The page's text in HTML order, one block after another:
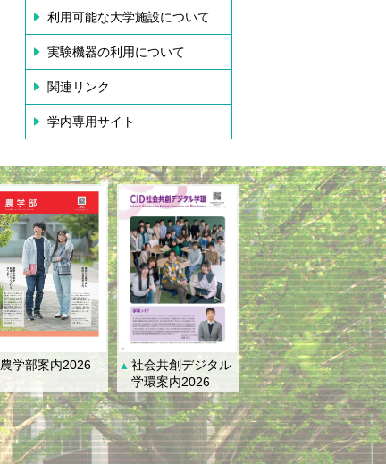
利用可能な大学施設について
実験機器の利用について
関連リンク
学内専用サイト
農学部案内2026 ▲ 社会共創デジタル
学環案内2026